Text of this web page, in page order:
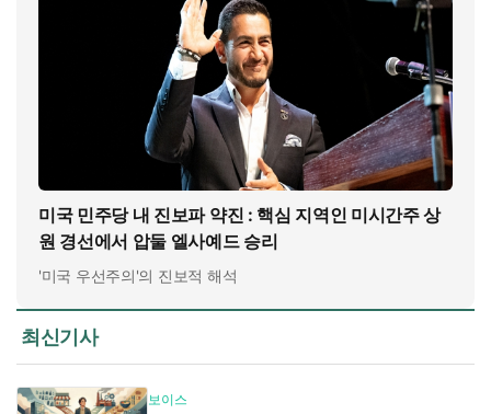
미국 민주당 내 진보파 약진 : 핵심 지역인 미시간주 상
원 경선에서 압둘 엘사예드 승리
'미국 우선주의'의 진보적 해석
최신기사
보이스